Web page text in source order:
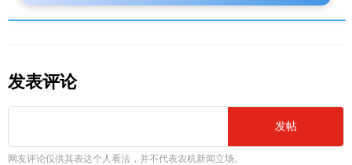
发表评论
发帖
网友评论仅供其表达个人看法，并不代表农机新闻立场。